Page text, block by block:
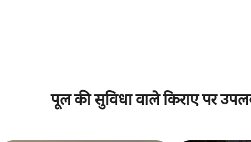
पूल की सुविधा वाले किराए पर